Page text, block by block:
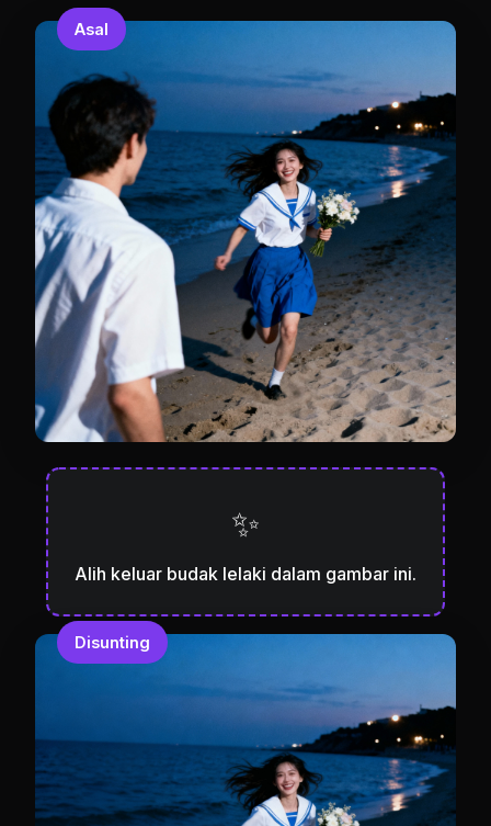
Asal
✨
Alih keluar budak lelaki dalam gambar ini.
Disunting